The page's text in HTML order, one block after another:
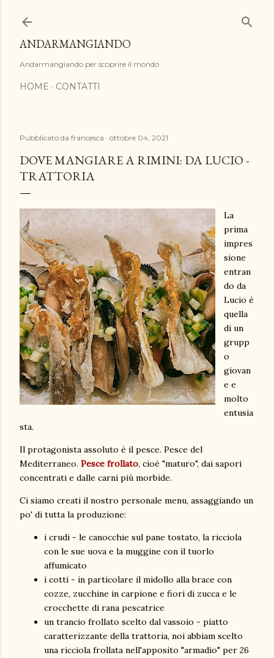
ANDARMANGIANDO
Andarmangiando per scoprire il mondo
HOME CONTATTI
Pubblicato da francesca ottobre 04, 2021
DOVE MANGIARE A RIMINI: DA LUCIO -
TRATTORIA
La
prima
impres
sione
entran
do da
Lucio è
quella
di un
grupp
o
giovan
e e
molto
entusia
sta.
Il protagonista assoluto è il pesce. Pesce del
Mediterraneo. Pesce frollato, cioè "maturo", dai sapori
concentrati e dalle carni più morbide.
Ci siamo creati il nostro personale menu, assaggiando un
po' di tutta la produzione:
i crudi - le canocchie sul pane tostato, la ricciola
con le sue uova e la muggine con il tuorlo
affumicato
i cotti - in particolare il midollo alla brace con
cozze, zucchine in carpione e fiori di zucca e le
crocchette di rana pescatrice
un trancio frollato scelto dal vassoio - piatto
caratterizzante della trattoria, noi abbiam scelto
una ricciola frollata nell'apposito "armadio" per 26